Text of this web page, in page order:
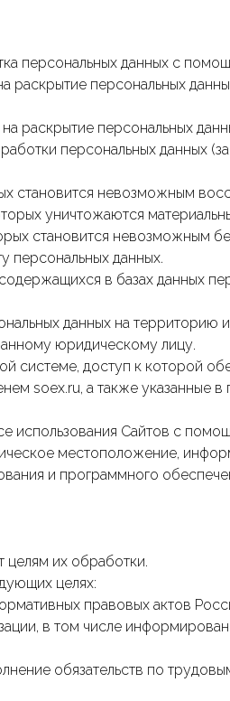
персональных данных с
раскрытие персональных
раскрытие персональных
персональных данных
становится невозможным
уничтожаются
становится невозможным
персональных данных.
в базах данных
данных на территорию
юридическому лицу.
доступ к которой
soex.ru, а также указанные в
использования Сайтов с
местоположение,
и программного
целям их обработки.
целях:
правовых актов
в том числе
обязательств по